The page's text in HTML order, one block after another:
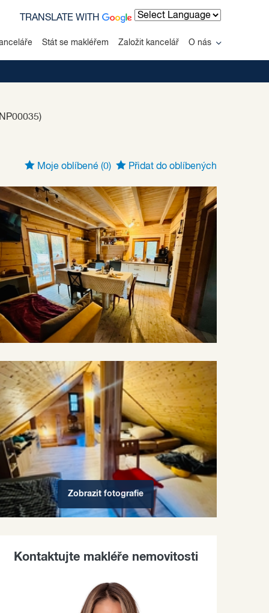
Stát se makléřem Založit kancelář O nás
TRANSLATE WITH
Moje oblíbené (0) Přidat do oblíbených
Zobrazit fotografie
Kontaktujte makléře nemovitosti